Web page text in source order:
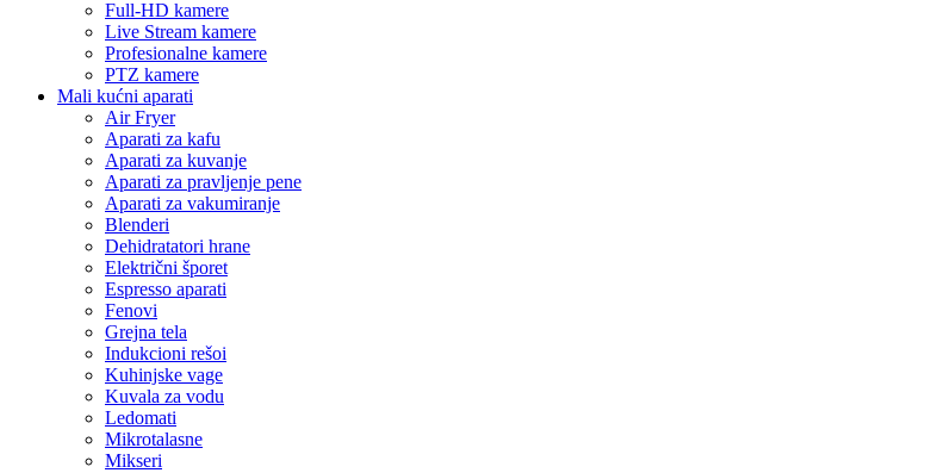
Full-HD kamere
Live Stream kamere
Profesionalne kamere
PTZ kamere
Mali kućni aparati
Air Fryer
Aparati za kafu
Aparati za kuvanje
Aparati za pravljenje pene
Aparati za vakumiranje
Blenderi
Dehidratatori hrane
Električni šporet
Espresso aparati
Fenovi
Grejna tela
Indukcioni rešoi
Kuhinjske vage
Kuvala za vodu
Ledomati
Mikrotalasne
Mikseri